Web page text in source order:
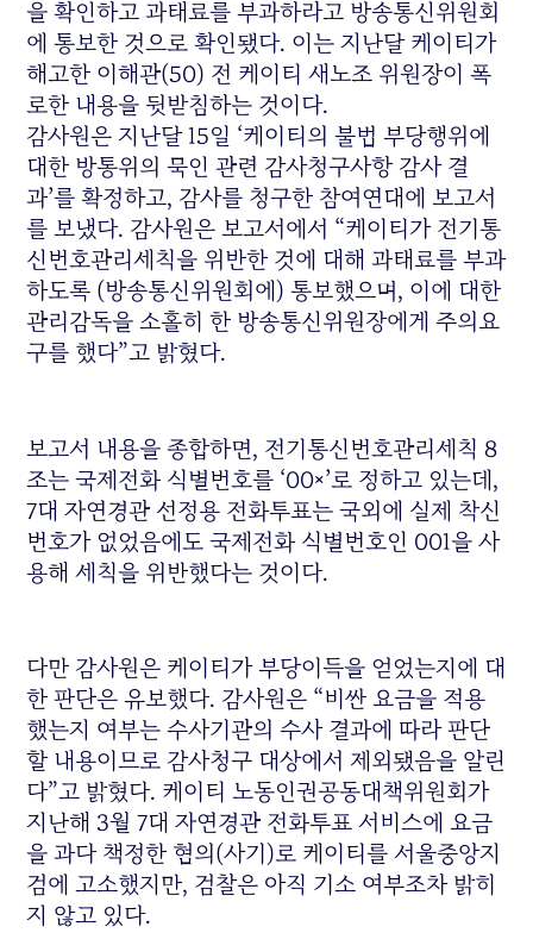
을 확인하고 과태료를 부과하라고 방송통신위원회
에 통보한 것으로 확인됐다. 이는 지난달 케이티가
해고한 이해관(50) 전 케이티 새노조 위원장이 폭
로한 내용을 뒷받침하는 것이다.
감사원은 지난달 15일 ‘케이티의 불법 부당행위에
대한 방통위의 묵인 관련 감사청구사항 감사 결
과’를 확정하고, 감사를 청구한 참여연대에 보고서
를 보냈다. 감사원은 보고서에서 “케이티가 전기통
신번호관리세칙을 위반한 것에 대해 과태료를 부과
하도록 (방송통신위원회에) 통보했으며, 이에 대한
관리감독을 소홀히 한 방송통신위원장에게 주의요
구를 했다”고 밝혔다.
보고서 내용을 종합하면, 전기통신번호관리세칙 8
조는 국제전화 식별번호를 ‘00×’로 정하고 있는데,
7대 자연경관 선정용 전화투표는 국외에 실제 착신
번호가 없었음에도 국제전화 식별번호인 001을 사
용해 세칙을 위반했다는 것이다.
다만 감사원은 케이티가 부당이득을 얻었는지에 대
한 판단은 유보했다. 감사원은 “비싼 요금을 적용
했는지 여부는 수사기관의 수사 결과에 따라 판단
할 내용이므로 감사청구 대상에서 제외됐음을 알린
다”고 밝혔다. 케이티 노동인권공동대책위원회가
지난해 3월 7대 자연경관 전화투표 서비스에 요금
을 과다 책정한 혐의(사기)로 케이티를 서울중앙지
검에 고소했지만, 검찰은 아직 기소 여부조차 밝히
지 않고 있다.